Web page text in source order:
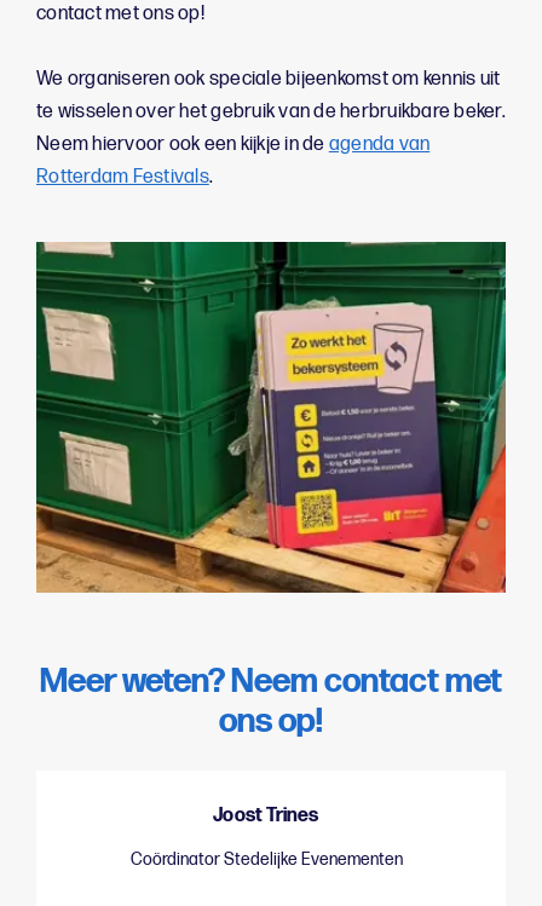
contact met ons op!
We organiseren ook speciale bijeenkomst om kennis uit
te wisselen over het gebruik van de herbruikbare beker.
Neem hiervoor ook een kijkje in de agenda van
Rotterdam Festivals.
Meer weten? Neem contact met
ons op!
Joost Trines
Coördinator Stedelijke Evenementen